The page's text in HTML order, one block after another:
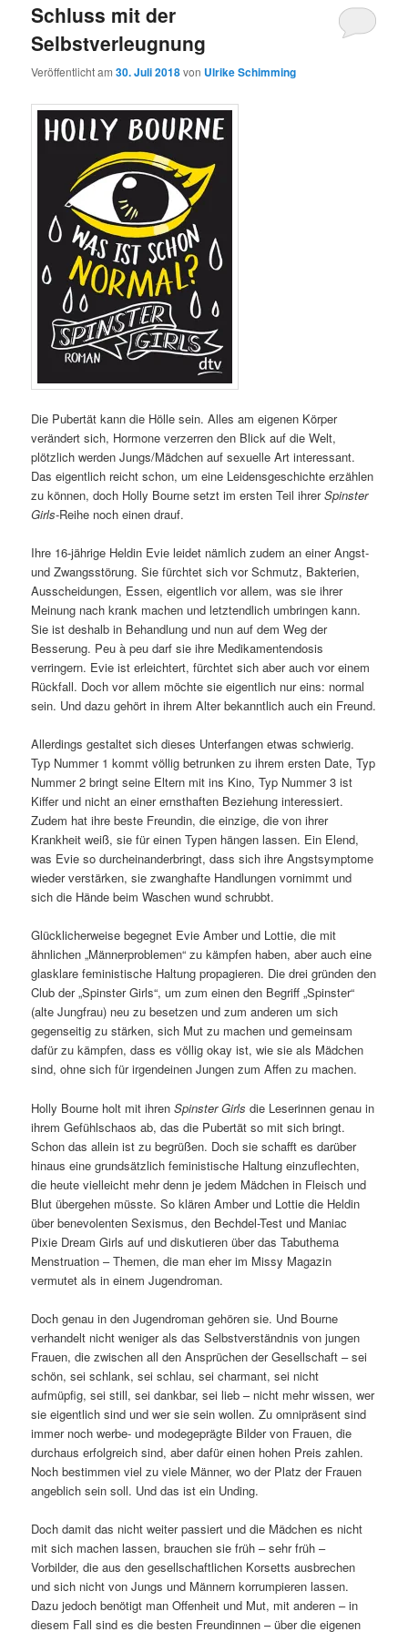
Schluss mit der
Selbstverleugnung
Veröffentlicht am30. Juli 2018von Ulrike Schimming
Die Pubertät kann die Hölle sein. Alles am eigenen Körper
verändert sich, Hormone verzerren den Blick auf die Welt,
plötzlich werden Jungs/Mädchen auf sexuelle Art interessant.
Das eigentlich reicht schon, um eine Leidensgeschichte erzählen
zu können, doch Holly Bourne setzt im ersten Teil ihrerSpinster
Girls-Reihe noch einen drauf.
Ihre 16-jährige Heldin Evie leidet nämlich zudem an einer Angst-
und Zwangsstörung. Sie fürchtet sich vor Schmutz, Bakterien,
Ausscheidungen, Essen, eigentlich vor allem, was sie ihrer
Meinung nach krank machen und letztendlich umbringen kann.
Sie ist deshalb in Behandlung und nun auf dem Weg der
Besserung. Peu à peu darf sie ihre Medikamentendosis
verringern. Evie ist erleichtert, fürchtet sich aber auch vor einem
Rückfall. Doch vor allem möchte sie eigentlich nur eins: normal
sein. Und dazu gehört in ihrem Alter bekanntlich auch ein Freund.
Allerdings gestaltet sich dieses Unterfangen etwas schwierig.
Typ Nummer 1 kommt völlig betrunken zu ihrem ersten Date, Typ
Nummer 2 bringt seine Eltern mit ins Kino, Typ Nummer 3 ist
Kiffer und nicht an einer ernsthaften Beziehung interessiert.
Zudem hat ihre beste Freundin, die einzige, die von ihrer
Krankheit weiß, sie für einen Typen hängen lassen. Ein Elend,
was Evie so durcheinanderbringt, dass sich ihre Angstsymptome
wieder verstärken, sie zwanghafte Handlungen vornimmt und
sich die Hände beim Waschen wund schrubbt.
Glücklicherweise begegnet Evie Amber und Lottie, die mit
ähnlichen „Männerproblemen“ zu kämpfen haben, aber auch eine
glasklare feministische Haltung propagieren. Die drei gründen den
Club der „Spinster Girls“, um zum einen den Begriff „Spinster“
(alte Jungfrau) neu zu besetzen und zum anderen um sich
gegenseitig zu stärken, sich Mut zu machen und gemeinsam
dafür zu kämpfen, dass es völlig okay ist, wie sie als Mädchen
sind, ohne sich für irgendeinen Jungen zum Affen zu machen.
Holly Bourne holt mit ihrenSpinster Girls die Leserinnen genau in
ihrem Gefühlschaos ab, das die Pubertät so mit sich bringt.
Schon das allein ist zu begrüßen. Doch sie schafft es darüber
hinaus eine grundsätzlich feministische Haltung einzuflechten,
die heute vielleicht mehr denn je jedem Mädchen in Fleisch und
Blut übergehen müsste. So klären Amber und Lottie die Heldin
über benevolenten Sexismus, den Bechdel-Test und Maniac
Pixie Dream Girls auf und diskutieren über das Tabuthema
Menstruation – Themen, die man eher im Missy Magazin
vermutet als in einem Jugendroman.
Doch genau in den Jugendroman gehören sie. Und Bourne
verhandelt nicht weniger als das Selbstverständnis von jungen
Frauen, die zwischen all den Ansprüchen der Gesellschaft – sei
schön, sei schlank, sei schlau, sei charmant, sei nicht
aufmüpfig, sei still, sei dankbar, sei lieb – nicht mehr wissen, wer
sie eigentlich sind und wer sie sein wollen. Zu omnipräsent sind
immer noch werbe- und modegeprägte Bilder von Frauen, die
durchaus erfolgreich sind, aber dafür einen hohen Preis zahlen.
Noch bestimmen viel zu viele Männer, wo der Platz der Frauen
angeblich sein soll. Und das ist ein Unding.
Doch damit das nicht weiter passiert und die Mädchen es nicht
mit sich machen lassen, brauchen sie früh – sehr früh –
Vorbilder, die aus den gesellschaftlichen Korsetts ausbrechen
und sich nicht von Jungs und Männern korrumpieren lassen.
Dazu jedoch benötigt man Offenheit und Mut, mit anderen – in
diesem Fall sind es die besten Freundinnen – über die eigenen